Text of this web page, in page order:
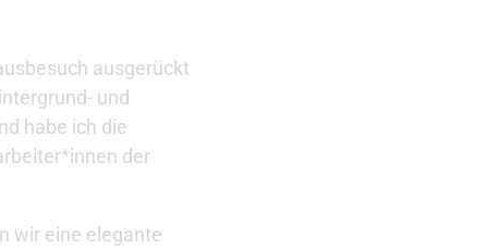
ausgerückt
und
habe ich die
der
wir eine elegante